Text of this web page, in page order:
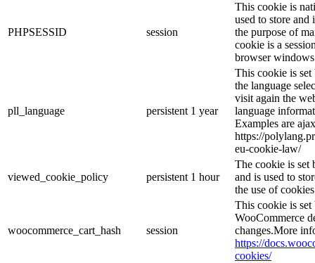
PHPSESSID session
This cookie is
used to store
the purpose of
cookie is a
browser
pll_language persistent 1 year
This cookie is set
the language
visit again the
language
Examples are
https://
eu-cookie-law/
viewed_cookie_policy persistent 1 hour
The cookie is set
and is used to
the use of
woocommerce_cart_hash session
This cookie is set
WooCommerce
changes.More
https://
cookies/